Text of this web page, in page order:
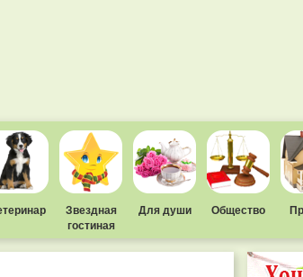
Звездная
гостиная
Для души Общество